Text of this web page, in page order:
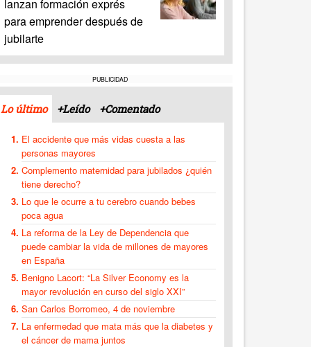
lanzan formación exprés
para emprender después de
jubilarte
PUBLICIDAD
Lo último +Leído +Comentado
El accidente que más vidas cuesta a las
personas mayores
Complemento maternidad para jubilados ¿quién
tiene derecho?
Lo que le ocurre a tu cerebro cuando bebes
poca agua
La reforma de la Ley de Dependencia que
puede cambiar la vida de millones de mayores
en España
Benigno Lacort: “La Silver Economy es la
mayor revolución en curso del siglo XXI”
San Carlos Borromeo, 4 de noviembre
La enfermedad que mata más que la diabetes y
el cáncer de mama juntos